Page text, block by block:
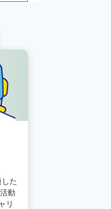
ト
した
動
リ